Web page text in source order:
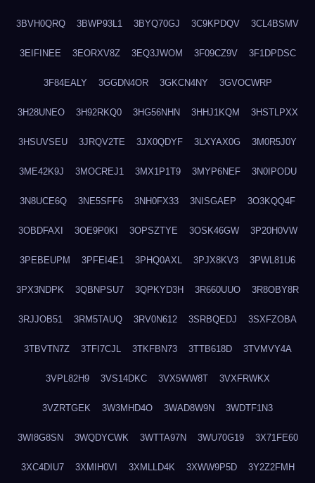
3BVH0QRQ 3BWP93L1 3BYQ70GJ 3C9KPDQV 3CL4BSMV
3EIFINEE 3EORXV8Z 3EQ3JWOM 3F09CZ9V 3F1DPDSC
3F84EALY 3GGDN4OR 3GKCN4NY 3GVOCWRP
3H28UNEO 3H92RKQ0 3HG56NHN 3HHJ1KQM 3HSTLPXX
3HSUVSEU 3JRQV2TE 3JX0QDYF 3LXYAX0G 3M0R5J0Y
3ME42K9J 3MOCREJ1 3MX1P1T9 3MYP6NEF 3N0IPODU
3N8UCE6Q 3NE5SFF6 3NH0FX33 3NISGAEP 3O3KQQ4F
3OBDFAXI 3OE9P0KI 3OPSZTYE 3OSK46GW 3P20H0VW
3PEBEUPM 3PFEI4E1 3PHQ0AXL 3PJX8KV3 3PWL81U6
3PX3NDPK 3QBNPSU7 3QPKYD3H 3R660UUO 3R8OBY8R
3RJJOB51 3RM5TAUQ 3RV0N612 3SRBQEDJ 3SXFZOBA
3TBVTN7Z 3TFI7CJL 3TKFBN73 3TTB618D 3TVMVY4A
3VPL82H9 3VS14DKC 3VX5WW8T 3VXFRWKX
3VZRTGEK 3W3MHD4O 3WAD8W9N 3WDTF1N3
3WI8G8SN 3WQDYCWK 3WTTA97N 3WU70G19 3X71FE60
3XC4DIU7 3XMIH0VI 3XMLLD4K 3XWW9P5D 3Y2Z2FMH